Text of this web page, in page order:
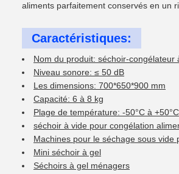
aliments parfaitement conservés en un
Caractéristiques:
Nom du produit: séchoir-congélateur
Niveau sonore: ≤ 50 dB
Les dimensions: 700*650*900 mm
Capacité: 6 à 8 kg
Plage de température: -50°C à +50°C
séchoir à vide pour congélation
Machines pour le séchage sous vide
Mini séchoir à gel
Séchoirs à gel ménagers